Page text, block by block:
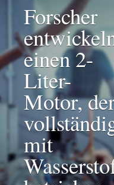
Forscher
einen 2-
Liter-
Motor,
mit